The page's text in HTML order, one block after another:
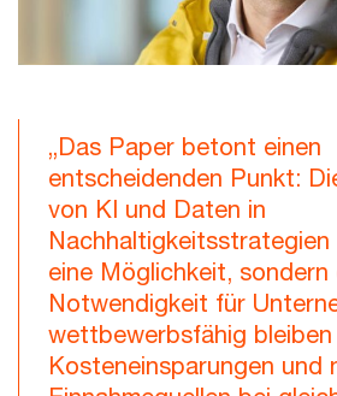
„Das Paper betont einen
entscheidenden Punkt:
von KI und Daten in
eine Möglichkeit, sondern
Notwendigkeit für
wettbewerbsfähig
Kosteneinsparungen und